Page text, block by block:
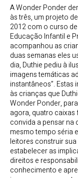
A Wonder Ponder
às três, um projeto
2012 com o curso
Educação Infantil e
acompanhou as
duas semanas eles
dia, Duthie pediu à
imagens temáticas
instantâneos”.
às crianças que
Wonder Ponder,
agora, quatro caixas
convida a pensar na
mesmo tempo séria
leitores construir
estabelecer as
direitos e
conhecimento e